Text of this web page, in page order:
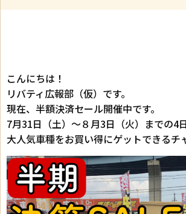
こんにちは！
リバティ広報部（仮）です。
現在、半額決済セール開催中です。
7月31日（土）～８月3日（火）までの4
大人気車種をお買い得にゲットできるチ